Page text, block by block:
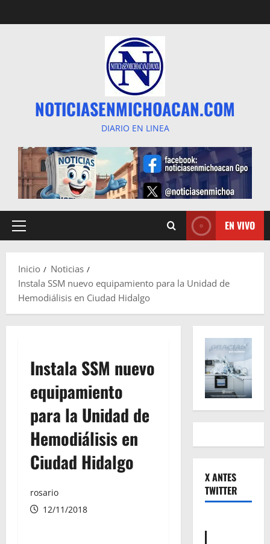
al
NOTICIASENMICHOACAN.COM
DIARIO EN LINEA
Menú
EN VIVO
Inicio
Noticias
Instala SSM nuevo equipamiento para la Unidad de
Hemodiálisis en Ciudad Hidalgo
Instala SSM nuevo
equipamiento
para la Unidad de
Hemodiálisis en
Ciudad Hidalgo
rosario
12/11/2018
X ANTES
TWITTER